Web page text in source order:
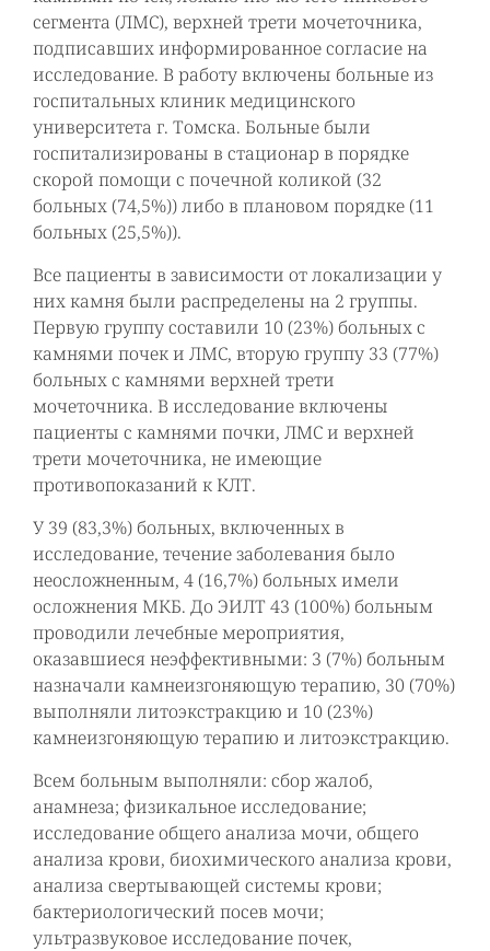
сегмента (ЛМС), верхней трети мочеточника,
подписавших информированное согласие на
исследование. В работу включены больные из
госпитальных клиник медицинского
университета г. Томска. Больные были
госпитализированы в стационар в порядке
скорой помощи с почечной коликой (32
больных (74,5%)) либо в плановом порядке (11
больных (25,5%)).
Все пациенты в зависимости от локализации у
них камня были распределены на 2 группы.
Первую группу составили 10 (23%) больных с
камнями почек и ЛМС, вторую группу 33 (77%)
больных с камнями верхней трети
мочеточника. В исследование включены
пациенты с камнями почки, ЛМС и верхней
трети мочеточника, не имеющие
противопоказаний к КЛТ.
У 39 (83,3%) больных, включенных в
исследование, течение заболевания было
неосложненным, 4 (16,7%) больных имели
осложнения МКБ. До ЭИЛТ 43 (100%) больным
проводили лечебные мероприятия,
оказавшиеся неэффективными: 3 (7%) больным
назначали камнеизгоняющую терапию, 30 (70%)
выполняли литоэкстракцию и 10 (23%)
камнеизгоняющую терапию и литоэкстракцию.
Всем больным выполняли: сбор жалоб,
анамнеза; физикальное исследование;
исследование общего анализа мочи, общего
анализа крови, биохимического анализа крови,
анализа свертывающей системы крови;
бактериологический посев мочи;
ультразвуковое исследование почек,